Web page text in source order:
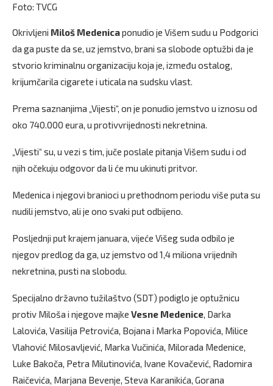
Foto: TVCG
Okrivljeni Miloš Medenicaponudio je Višem sudu u Podgorici
da ga puste da se, uz jemstvo, brani sa slobode optužbi da je
stvorio kriminalnu organizaciju koja je, između ostalog,
krijumčarila cigarete i uticala na sudsku vlast.
Prema saznanjima „Vijesti“, on je ponudio jemstvo u iznosu od
oko 740.000 eura, u protivvrijednosti nekretnina.
„Vijesti“ su, u vezi s tim, juče poslale pitanja Višem sudu i od
njih očekuju odgovor da li će mu ukinuti pritvor.
Medenica i njegovi branioci u prethodnom periodu više puta su
nudili jemstvo, ali je ono svaki put odbijeno.
Posljednji put krajem januara, vijeće Višeg suda odbilo je
njegov predlog da ga, uz jemstvo od 1,4 miliona vrijednih
nekretnina, pusti na slobodu.
Specijalno državno tužilaštvo (SDT) podiglo je optužnicu
protiv Miloša i njegove majke Vesne Medenice, Darka
Lalovića, Vasilija Petrovića, Bojana i Marka Popovića, Milice
Vlahović Milosavljević, Marka Vučinića, Milorada Medenice,
Luke Bakoča, Petra Milutinovića, Ivane Kovačević, Radomira
Raičevića, Marjana Bevenje, Steva Karanikića, Gorana